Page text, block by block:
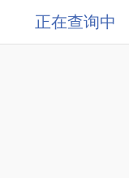
正在查询中